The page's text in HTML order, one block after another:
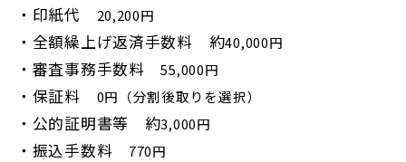
印紙代 20,200円
全額繰上げ返済手数料 約40,000円
審査事務手数料55,000円
保証料 0円（分割後取りを選択）
公的証明書等 約3,000円
振込手数料 770円